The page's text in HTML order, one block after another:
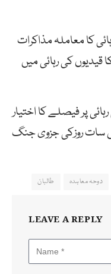
کا معاملہ مذاکرات
کی رہائی میں
پر فیصلے کا اختیار
سات روزکی جزوی جنگ
دوحہ معاہدہ طالبان
LEAVE A REPLY